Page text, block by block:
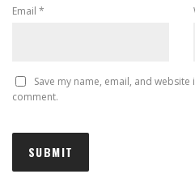
Email *
Save my name, email, and
comment.